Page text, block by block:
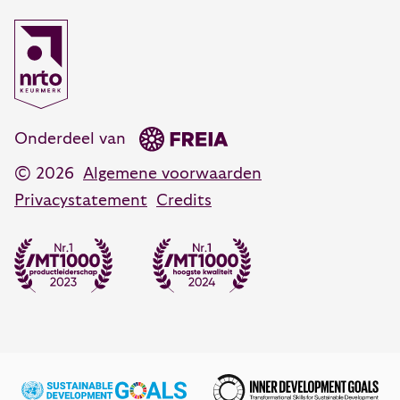
Coachen, adviseren en veranderen
Daring designs
088 55 60 300
Opleidingsadvies
088 55 60 350
© 2026 Algemene voorwaarden
Privacystatement Credits
Onderdeel van